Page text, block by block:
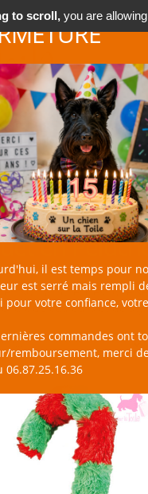
il est temps pour
est serré mais rempli
pour votre confiance,
commandes ont
remboursement, merci
06.87.25.16.36
BOUTIQUE NAC
en
sur la Toile, c'est une
choix de couleurs et de
to scroll,you are